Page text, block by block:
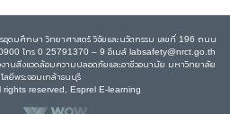
อุดมศึกษา วิทยาศาสตร์ วิจัยและนวัตกรรม เลขที่ 196 ถนน
โทร 0 25791370 – 9 อีเมล์ labsafety@nrct.go.th
นสิ่งแวดล้อมความปลอดภัยและอาชีวอนามัย มหาวิทยาลัย
ลยีพระจอมเกล้าธนบุรี
reserved, Esprel E-learning